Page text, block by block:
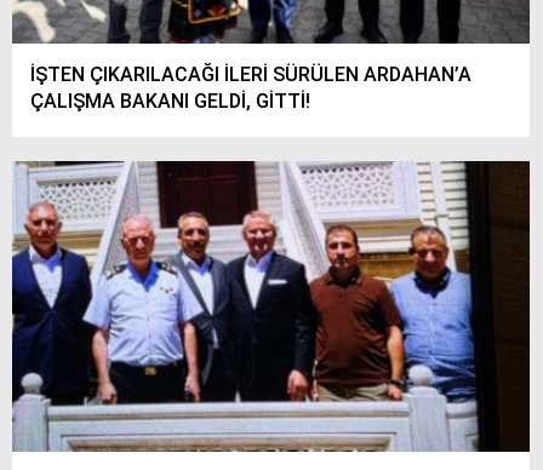
İŞTEN ÇIKARILACAĞI İLERİ SÜRÜLEN ARDAHAN’A
ÇALIŞMA BAKANI GELDİ, GİTTİ!